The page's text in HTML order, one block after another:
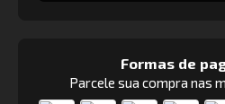
Formas de
Parcele sua compra nas